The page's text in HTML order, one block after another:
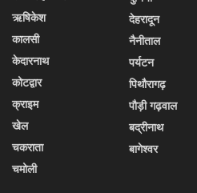
ऋषिकेश
कालसी
केदारनाथ
कोटद्वार
क्राइम
खेल
चकराता
चमोली
देहरादून
नैनीताल
पर्यटन
पिथौरागढ़
पौड़ी गढ़वाल
बद्रीनाथ
बागेश्वर